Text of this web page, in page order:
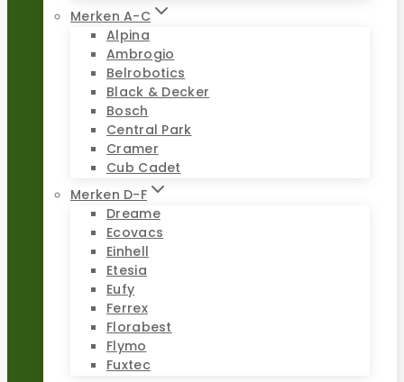
Merken A-C
Alpina
Ambrogio
Belrobotics
Black & Decker
Bosch
Central Park
Cramer
Cub Cadet
Merken D-F
Dreame
Ecovacs
Einhell
Etesia
Eufy
Ferrex
Florabest
Flymo
Fuxtec